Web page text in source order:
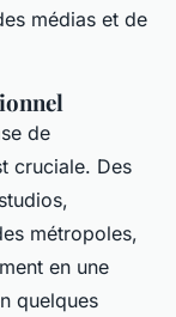
médias et de
de
cruciale. Des
métropoles,
en une
quelques